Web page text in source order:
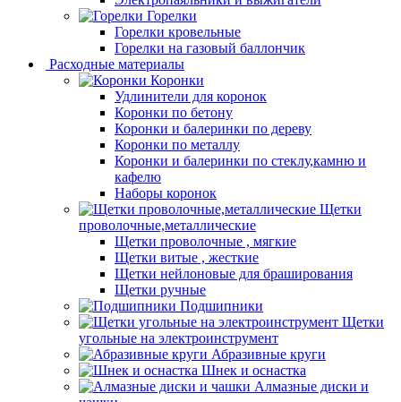
Горелки
Горелки кровельные
Горелки на газовый баллончик
Расходные материалы
Коронки
Удлинители для коронок
Коронки по бетону
Коронки и балеринки по дереву
Коронки по металлу
Коронки и балеринки по стеклу,камню и
кафелю
Наборы коронок
Щетки
проволочные,металлические
Щетки проволочные , мягкие
Щетки витые , жесткие
Щетки нейлоновые для браширования
Щетки ручные
Подшипники
Щетки
угольные на электроинструмент
Абразивные круги
Шнек и оснастка
Алмазные диски и